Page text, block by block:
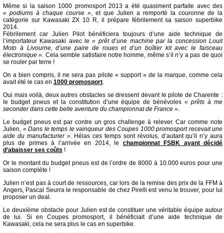
Même si la saison 1000 promosport 2013 a été quasiment parfaite avec des
« podiums à chaque course », et que Julien a remporté la couronne de la
catégorie sur Kawasaki ZX 10 R, il prépare fébrilement sa saison superbike
2014.
Fébrilement car Julien Pilot bénéficiera toujours d’une aide technique de
l’importateur Kawasaki avec le« prêt d’une machine par la concession Louit
Moto à Livourne, d’une paire de roues et d’un boîtier kit avec le faisceau
électronique ». Cela semble satisfaire notre homme, même s’il n’y a pas de quoi
se rouler par terre !
On a bien compris, il ne sera pas pilote « support » de la marque, comme cela
avait été le cas en 1000 promosport.
Oui mais voilà, deux autres obstacles se dressent devant le pilote de Charente :
le budget pneus et la constitution d’une équipe de bénévoles« prêts à me
seconder dans cette belle aventure du championnat de France ».
Le budget pneus est par contre un gros challenge à relever. Car comme note
Julien, « Dans le temps le vainqueur des Coupes 1000 promosport recevait une
aide du manufacturier ». Hélas ces temps sont révolus, d’autant qu’il n’y aura
plus de primes à l’arrivée en 2014, le championnat FSBK ayant décidé
d’abaisser ses coûts !
Or le montant du budget pneus est de l’ordre de 8000 à 10.000 euros pour une
saison complète !
Julien n’est pas à court de ressources, car lors de la remise des prix de la FFM à
Angers, Pascal Seurra le responsable de chez Pirelli est venu le trouver, pour lui
proposer un deal.
Le deuxième obstacle pour Julien est de constituer une véritable équipe autour
de lui. Si en Coupes promosport, il bénéficiait d’une aide technique de
Kawasaki, cela ne sera plus le cas en superbike.